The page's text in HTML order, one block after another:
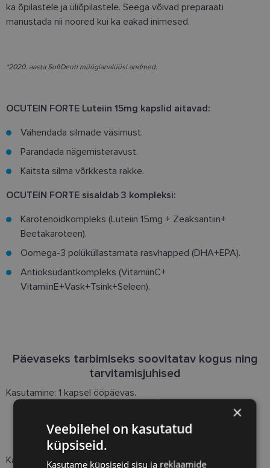
ka õpilastele ja üliõpilastele. Seega võivad preparaati
manustada nii noored kui ka eakad inimesed.
*2020. aasta SoftDenti müügianalüüsi andmed.
OCUTEIN FORTE Luteiin 15mg kapslid aitavad:
Vähendada silmade väsimust.
Parandada nägemisteravust.
Kaitsta silma võrkkesta rakke.
OCUTEIN FORTE sisaldab 3 kompleksi:
Karotenoidkompleks (Luteiin 15mg + Zeaksantiin+
Beetakaroteen).
Oomega-3 polüküllastamata rasvhapped (DHA+EPA).
Antioksüdantkompleks (VitamiinC+
VitamiinE+Vask+Tsink+Seleen).
Päevaseks tarbimiseks soovitatav kogus ning
tarvitamisjuhised
Kasutamine: 1 kapsel ööpäevas.
Koostisosad
Kalaõli, L-askorbiinhape, päevalilleõli, glaseeraine valge ja
×
Veebilehel on kasutatud
küpsiseid.
Kasutame küpsiseid sisu ja reklaamide